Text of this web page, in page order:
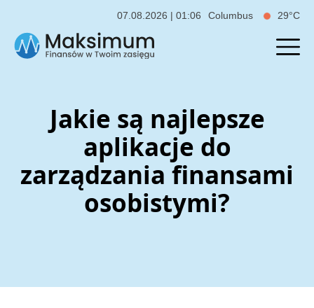
07.08.2026 | 01:06 Columbus 29°C
Jakie są najlepsze
aplikacje do
zarządzania finansami
osobistymi?